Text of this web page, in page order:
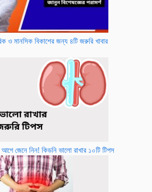
ও মানসিক বিকাশের জন্য ৪টি জরুরি খাবার
আগে জেনে নিন! কিডনি ভালো রাখার ১০টি টিপস